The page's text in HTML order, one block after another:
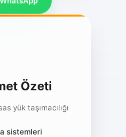
Özeti
yük taşımacılığı
sistemleri